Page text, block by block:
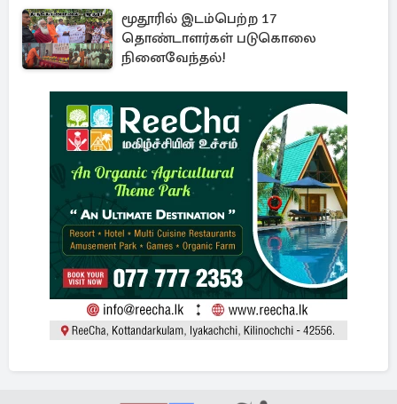
மூதூரில் இடம்பெற்ற 17
தொண்டாளர்கள் படுகொலை
நினைவேந்தல்!